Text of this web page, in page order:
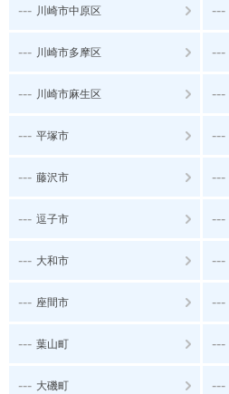
--- 川崎市中原区 ---
--- 川崎市多摩区 ---
--- 川崎市麻生区 ---
--- 平塚市 ---
--- 藤沢市 ---
--- 逗子市 ---
--- 大和市 ---
--- 座間市 ---
--- 葉山町 ---
--- 大磯町 ---